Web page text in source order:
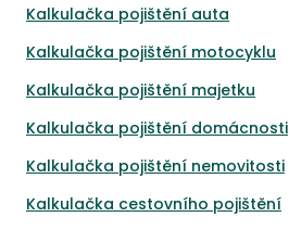
Kalkulačka pojištění auta
Kalkulačka pojištění motocyklu
Kalkulačka pojištění majetku
Kalkulačka pojištění domácnosti
Kalkulačka pojištění nemovitosti
Kalkulačka cestovního pojištění